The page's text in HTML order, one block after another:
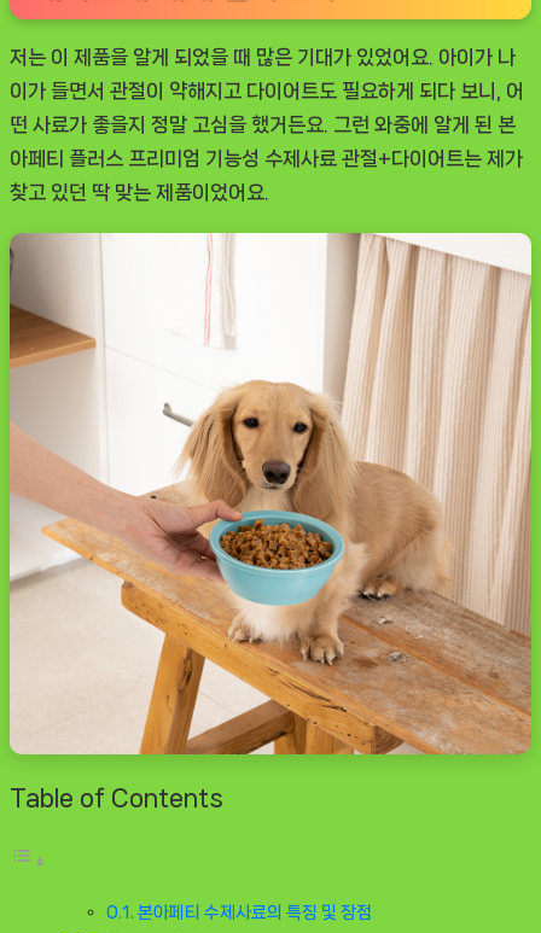
저는 이 제품을 알게 되었을 때 많은 기대가 있었어요. 아이가 나
이가 들면서 관절이 약해지고 다이어트도 필요하게 되다 보니, 어
떤 사료가 좋을지 정말 고심을 했거든요. 그런 와중에 알게 된 본
아페티 플러스 프리미엄 기능성 수제사료 관절+다이어트는 제가
찾고 있던 딱 맞는 제품이었어요.
Table of Contents
본아페티 수제사료의 특징 및 장점